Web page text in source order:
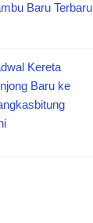
Baru Terbaru
Kereta
Baru ke